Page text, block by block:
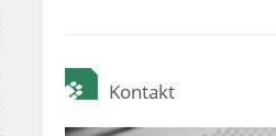
Kontakt